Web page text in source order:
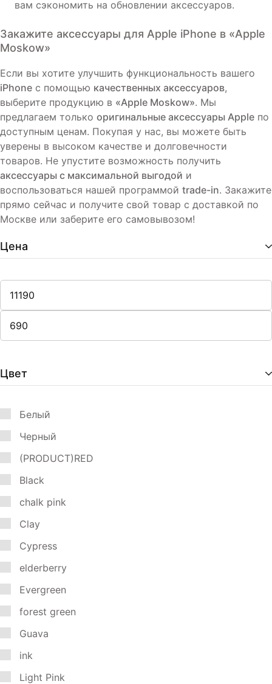
вам сэкономить на обновлении аксессуаров.
Закажите аксессуары для Apple iPhone в «Apple
Moskow»
Если вы хотите улучшить функциональность вашего
iPhone с помощью качественных аксессуаров,
выберите продукцию в «Apple Moskow». Мы
предлагаем только оригинальные аксессуары Apple по
доступным ценам. Покупая у нас, вы можете быть
уверены в высоком качестве и долговечности
товаров. Не упустите возможность получить
аксессуары с максимальной выгодой и
воспользоваться нашей программой trade-in. Закажите
прямо сейчас и получите свой товар с доставкой по
Москве или заберите его самовывозом!
Цена
Цвет
Белый
Черный
(PRODUCT)RED
Black
chalk pink
Clay
Cypress
elderberry
Evergreen
forest green
Guava
ink
Light Pink